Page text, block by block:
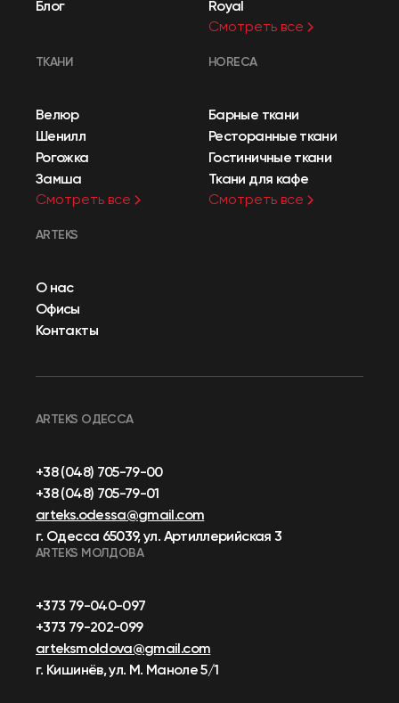
Блог
Royal
Смотреть все
ТКАНИ
Велюр
Шенилл
Рогожка
Замша
Смотреть все
HORECA
Барные ткани
Ресторанные ткани
Гостиничные ткани
Ткани для кафе
Смотреть все
ARTEKS
О нас
Офисы
Контакты
ARTEKS ОДЕССА
+38 (048) 705-79-00
+38 (048) 705-79-01
arteks.odessa@gmail.com
г. Одесса 65039, ул. Артиллерийская 3
ARTEKS МОЛДОВА
+373 79-040-097
+373 79-202-099
arteksmoldova@gmail.com
г. Кишинёв, ул. М. Маноле 5/1